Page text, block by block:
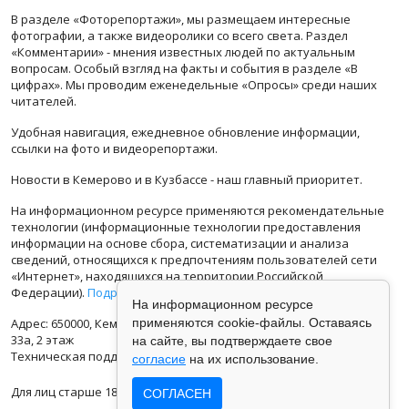
В разделе «Фоторепортажи», мы размещаем интересные
фотографии, а также видеоролики со всего света. Раздел
«Комментарии» - мнения известных людей по актуальным
вопросам. Особый взгляд на факты и события в разделе «В
цифрах». Мы проводим еженедельные «Опросы» среди наших
читателей.
Удобная навигация, ежедневное обновление информации,
ссылки на фото и видеорепортажи.
Новости в Кемерово и в Кузбассе - наш главный приоритет.
На информационном ресурсе применяются рекомендательные
технологии (информационные технологии предоставления
информации на основе сбора, систематизации и анализа
сведений, относящихся к предпочтениям пользователей сети
«Интернет», находящихся на территории Российской
Федерации). Подробная информация
Адрес: 650000, Кемеровская Область, г.Кемерово, ул.Кузбасская
33а, 2 этаж
Техническая поддержка: support@vse42.ru
Для лиц старше 18 лет.
На информационном ресурсе
применяются cookie-файлы. Оставаясь
на сайте, вы подтверждаете свое
согласие на их использование.
СОГЛАСЕН